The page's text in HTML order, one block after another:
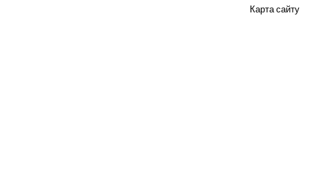
Карта сайту